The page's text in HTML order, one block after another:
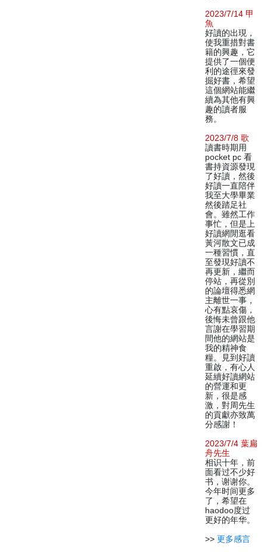
2023/7/14 甲
魚
好讀的出現，
使我重措對書
籍的興趣，它
提供了一個便
利的途徑來發
掘好書，希望
這個網站能繼
續為其他有興
趣的讀者服
務。
2023/7/8 歌
讀書時期用
pocket pc 看
書持資源發現
了好讀，然後
好讀一直陪伴
我至大學畢業
然後踏足社
會。雖然工作
事忙，但是上
好讀網閒逛看
黃河散文已成
一種習慣，直
至發現好讀不
再更新，繼而
停站，再從別
的論壇得悉網
主離世一事，
心有點哀傷，
後悔未曾跟他
言謝在學習期
間他的網站是
我的精神食
糧。見到好讀
重啟，有心人
延續好讀網站
的營運和更
新，很是感
激，對周先生
的貢獻亦致萬
分感謝！
2023/7/4 葉扁
舟先生
相识十年，前
面看过不少好
书，谢谢你。
今年时间更多
了，希望在
haodoo度过
更好的年华。
>> 更多感言